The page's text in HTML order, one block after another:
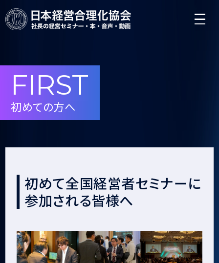
FIRST
初めての方へ
初めて全国経営者セミナーに
参加される皆様へ